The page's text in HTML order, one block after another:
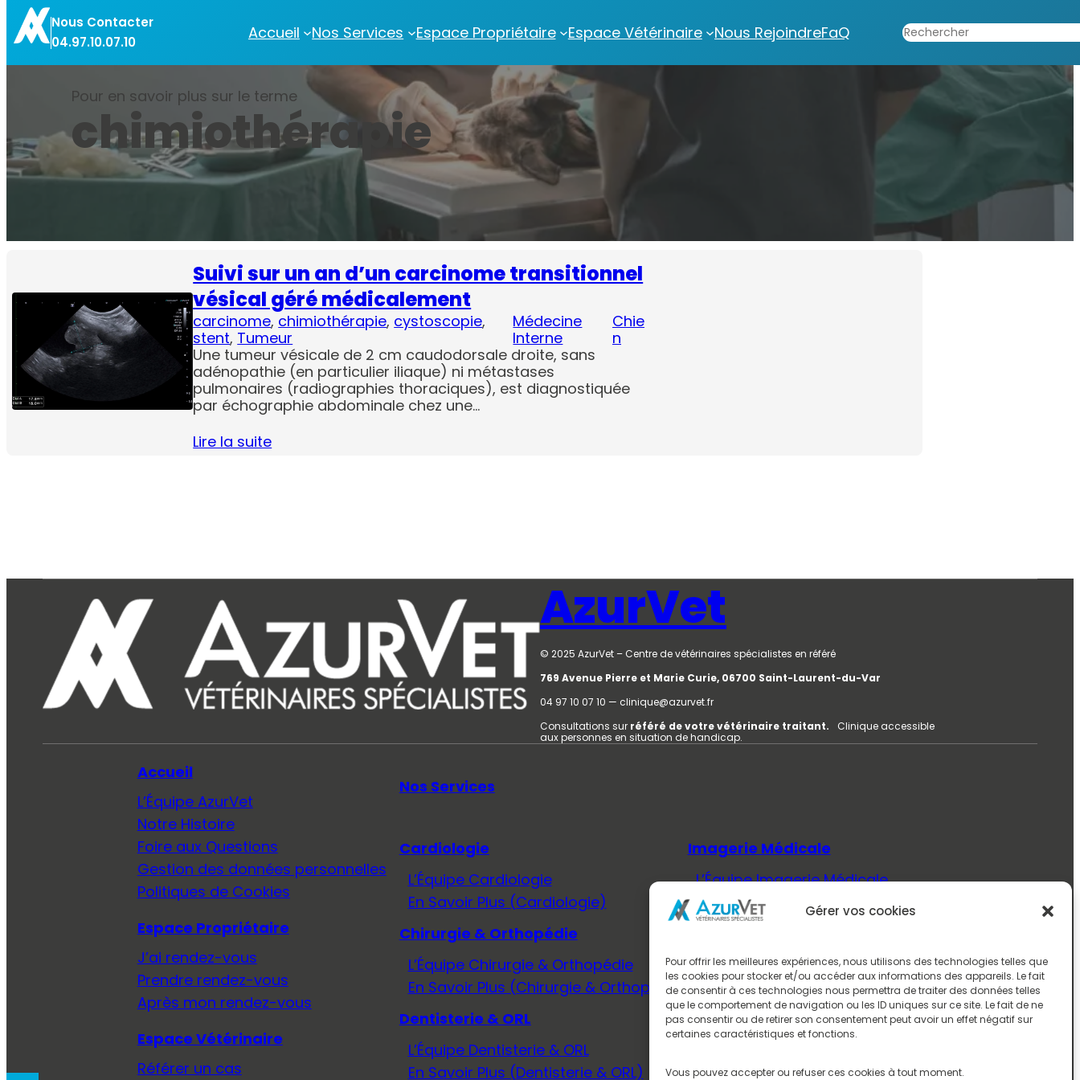
Gérer vos cookies
Pour offrir les meilleures expériences, nous utilisons des technologies telles que
les cookies pour stocker et/ou accéder aux informations des appareils. Le fait
de consentir à ces technologies nous permettra de traiter des données telles
que le comportement de navigation ou les ID uniques sur ce site. Le fait de ne
pas consentir ou de retirer son consentement peut avoir un effet négatif sur
certaines caractéristiques et fonctions.
Vous pouvez accepter ou refuser ces cookies à tout moment.
Aller
au
contenu
Nous Contacter
04.97.10.07.10
Accueil Nos Services Espace Propriétaire Espace Vétérinaire Nous RejoindreFaQ Rechercher
Pour en savoir plus sur le terme
chimiothérapie
Suivi sur un an d’un carcinome transitionnel
vésical géré médicalement
carcinome, chimiothérapie, cystoscopie,
stent, Tumeur
Médecine
Interne
Chie
n
Une tumeur vésicale de 2 cm caudodorsale droite, sans
adénopathie (en particulier iliaque) ni métastases
pulmonaires (radiographies thoraciques), est diagnostiquée
par échographie abdominale chez une…
Lire la suite
AzurVet
© 2025 AzurVet – Centre de vétérinaires spécialistes en référé
769 Avenue Pierre et Marie Curie, 06700 Saint-Laurent-du-Var
04 97 10 07 10 — clinique@azurvet.fr
Consultations sur référé de votre vétérinaire traitant. Clinique accessible
aux personnes en situation de handicap.
Accueil
L’Équipe AzurVet
Notre Histoire
Foire aux Questions
Gestion des données personnelles
Politiques de Cookies
Espace Propriétaire
J’ai rendez-vous
Prendre rendez-vous
Après mon rendez-vous
Espace Vétérinaire
Référer un cas
Nos Services
Cardiologie
L’Équipe Cardiologie
En Savoir Plus (Cardiologie)
Chirurgie & Orthopédie
L’Équipe Chirurgie & Orthopédie
En Savoir Plus (Chirurgie & Orthopédie)
Dentisterie & ORL
L’Équipe Dentisterie & ORL
En Savoir Plus (Dentisterie & ORL)
Imagerie Médicale
L’Équipe Imagerie Médicale
En Savoir Plus (Imagerie Médicale)
L’Équipe Médecine Interne
En Savoir Plus (Médecine Interne)
Neurologie
En Savoir Plus (Neurologie)